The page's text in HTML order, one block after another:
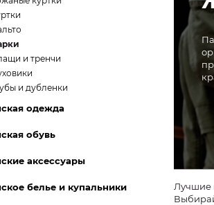
Лучшие
и тренчи
и дубленки
одежда
обувь
аксессуары
белье и купальники